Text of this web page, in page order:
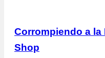
Corrompiendo a la
Shop